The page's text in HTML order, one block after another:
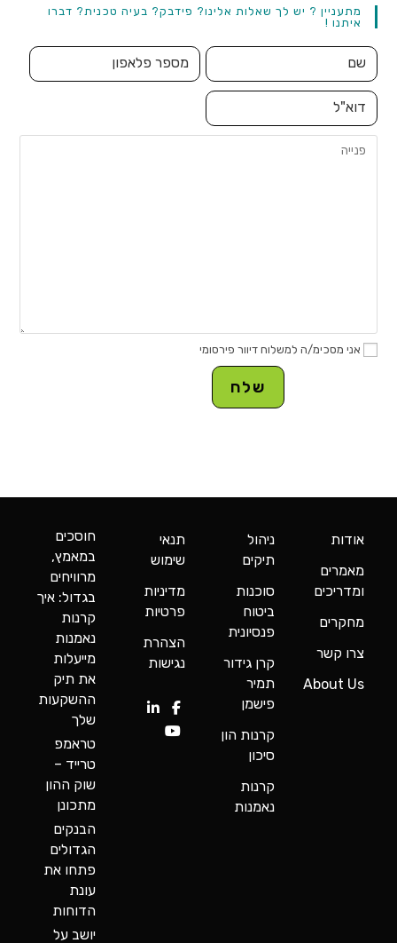
מתעניין ? יש לך שאלות אלינו? פידבק? בעיה טכנית? דברו
איתנו !
אני מסכימ/ה למשלוח דיוור פירסומי
אודות
מאמרים
ומדריכים
מחקרים
צרו קשר
About Us
ניהול
תיקים
סוכנות
ביטוח
פנסיונית
קרן גידור
תמיר
פישמן
קרנות הון
סיכון
קרנות
נאמנות
תנאי
שימוש
מדיניות
פרטיות
הצהרת
נגישות
חוסכים
במאמץ,
מרוויחים
בגדול: איך
קרנות
נאמנות
מייעלות
את תיק
ההשקעות
שלך
טראמפ
טרייד –
שוק ההון
מתכונן
הבנקים
הגדולים
פתחו את
עונת
הדוחות
יושב על